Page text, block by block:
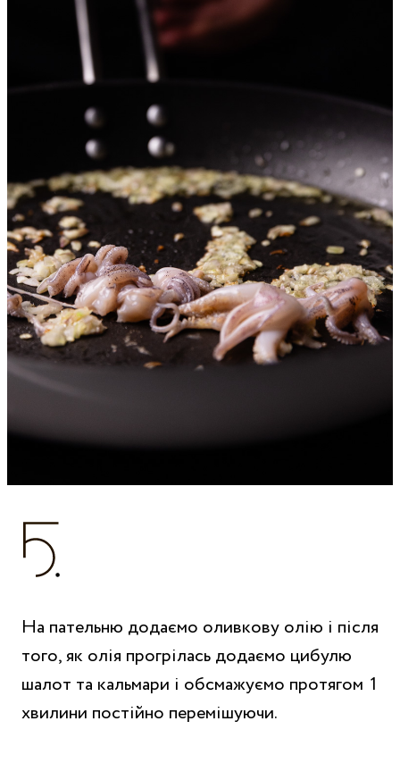
На пательню додаємо оливкову олію і після
того, як олія прогрілась додаємо цибулю
шалот та кальмари і обсмажуємо протягом 1
хвилини постійно перемішуючи.